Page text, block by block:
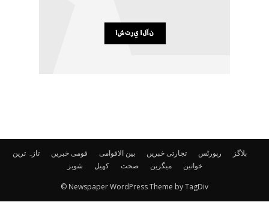
تازہ ترین قومی خبریں بین الاقوامی تجارتی خبریں رپورٹس
بلاگز
شوبز
کھیل صحت میگزین خواتین
© Newspaper WordPress Theme by TagDiv